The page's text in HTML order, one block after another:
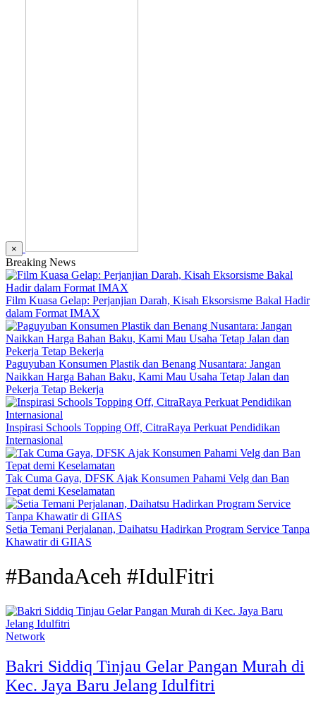
×
Breaking News
Film Kuasa Gelap: Perjanjian Darah, Kisah Eksorsisme Bakal Hadir
dalam Format IMAX
Paguyuban Konsumen Plastik dan Benang Nusantara: Jangan
Naikkan Harga Bahan Baku, Kami Mau Usaha Tetap Jalan dan
Pekerja Tetap Bekerja
Inspirasi Schools Topping Off, CitraRaya Perkuat Pendidikan
Internasional
Tak Cuma Gaya, DFSK Ajak Konsumen Pahami Velg dan Ban
Tepat demi Keselamatan
Setia Temani Perjalanan, Daihatsu Hadirkan Program Service Tanpa
Khawatir di GIIAS
#BandaAceh #IdulFitri
Network
Bakri Siddiq Tinjau Gelar Pangan Murah di
Kec. Jaya Baru Jelang Idulfitri